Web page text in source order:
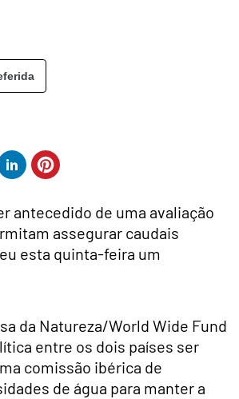
antecedido de uma avaliação
assegurar caudais
esta quinta-feira um
da Natureza/World Wide Fund
entre os dois países ser
comissão ibérica de
de água para manter a